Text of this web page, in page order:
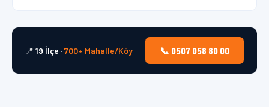
📍 19 İlçe · 700+ Mahalle/Köy 📞 0507 058 80 00